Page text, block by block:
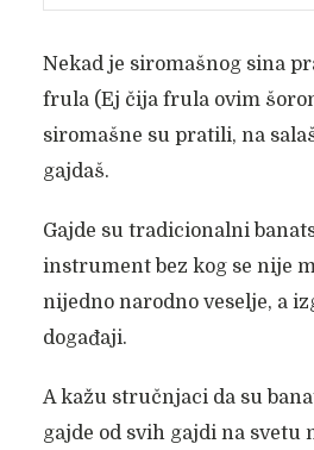
Nekad je siromašnog sina
frula (Ej čija frula ovim
siromašne su pratili, na
gajdaš.
Gajde su tradicionalni
instrument bez kog se nije
nijedno narodno veselje, a
događaji.
A kažu stručnjaci da su
gajde od svih gajdi na svetu